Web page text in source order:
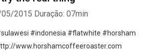
2015 Duração: 07min
#indonesia #flatwhite #horsham
www.horshamcoffeeroaster.com